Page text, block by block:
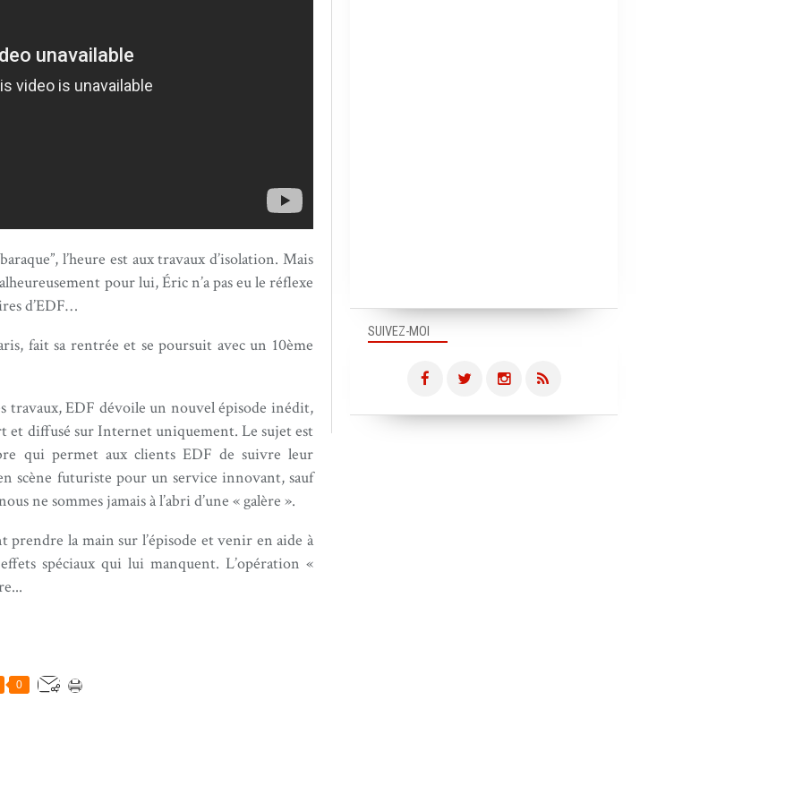
l’heure est aux travaux d’isolation. Mais
pour lui, Éric n’a pas eu le réflexe
d’EDF…
fait sa rentrée et se poursuit avec un 10ème
travaux, EDF dévoile un nouvel épisode inédit,
diffusé sur Internet uniquement. Le sujet est
qui permet aux clients EDF de suivre leur
scène futuriste pour un service innovant, sauf
ne sommes jamais à l’abri d’une « galère ».
la main sur l’épisode et venir en aide à
spéciaux qui lui manquent. L’opération «
0
SUIVEZ-MOI